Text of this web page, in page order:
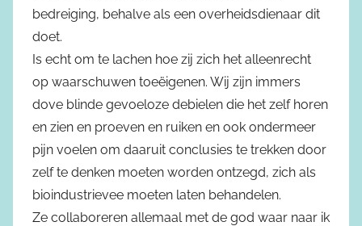
bedreiging, behalve als een overheidsdienaar dit
doet.
Is echt om te lachen hoe zij zich het alleenrecht
op waarschuwen toeëigenen. Wij zijn immers
dove blinde gevoeloze debielen die het zelf horen
en zien en proeven en ruiken en ook ondermeer
pijn voelen om daaruit conclusies te trekken door
zelf te denken moeten worden ontzegd, zich als
bioindustrievee moeten laten behandelen.
Ze collaboreren allemaal met de god waar naar ik